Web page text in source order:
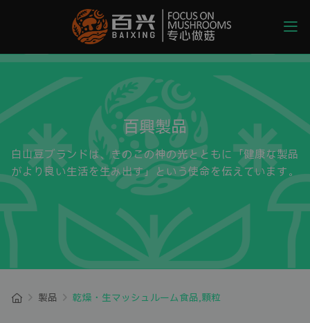
百興製品
白山豆ブランドは、きのこの神の光とともに「健康な製品
がより良い生活を生み出す」という使命を伝えています。
製品 乾燥・生マッシュルーム食品,顆粒